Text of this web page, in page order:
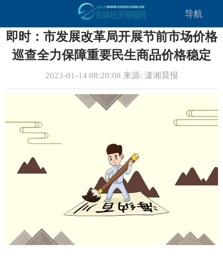
导航
即时：市发展改革局开展节前市场价格
巡查全力保障重要民生商品价格稳定
2023-01-14 08:20:08 来源: 潇湘晨报